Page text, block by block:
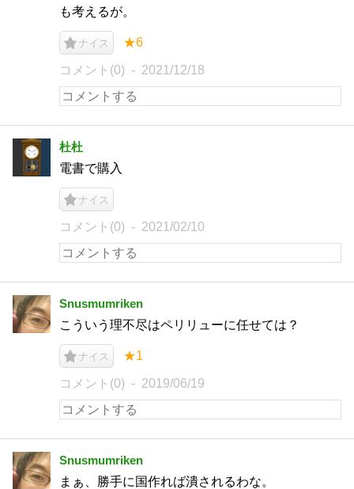
も考えるが。
ナイス ★6
コメント(0) 2021/12/18
杜杜
電書で購入
ナイス
コメント(0) 2021/02/10
Snusmumriken
こういう理不尽はペリリューに任せては？
ナイス ★1
コメント(0) 2019/06/19
Snusmumriken
まぁ、勝手に国作れば潰されるわな。